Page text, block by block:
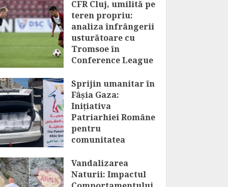
CFR Cluj, umilită pe
teren propriu:
analiza înfrângerii
usturătoare cu
Tromsoe în
Conference League
Sprijin umanitar în
Fâșia Gaza:
Inițiativa
Patriarhiei Române
pentru
comunitatea
AUGUST 7, 2026
Vandalizarea
Naturii: Impactul